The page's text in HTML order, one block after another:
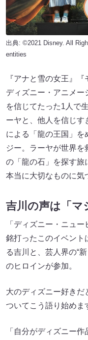
出典: ©2021 Disney. All
entities
『アナと雪の女王』
ディズニー・アニメー
を信じてたった1⼈で
ーヤと、他人を信じす
による「龍の王国」を
ジー。ラーヤが世界
の「⿓の⽯」を探す旅
本当に⼤切なものに
吉川の声は「マ
「ディズニー・ニュ
銘打ったこのイベント
る吉川と、芸⼈界の“
のヒロインが参加。
⼤のディズニー好きだ
ついてこう語り始めま
「自分がディズニー